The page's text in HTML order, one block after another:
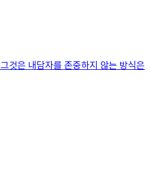
것은 내담자를 존중하지 않는 방식은